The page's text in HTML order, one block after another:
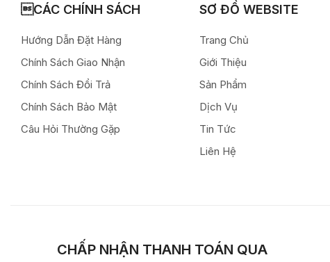
CÁC CHÍNH SÁCH
Hướng Dẫn Đặt Hàng
Chính Sách Giao Nhận
Chính Sách Đổi Trả
Chính Sách Bảo Mật
Câu Hỏi Thường Gặp
SƠ ĐỒ WEBSITE
Trang Chủ
Giới Thiệu
Sản Phẩm
Dịch Vụ
Tin Tức
Liên Hệ
CHẤP NHẬN THANH TOÁN QUA